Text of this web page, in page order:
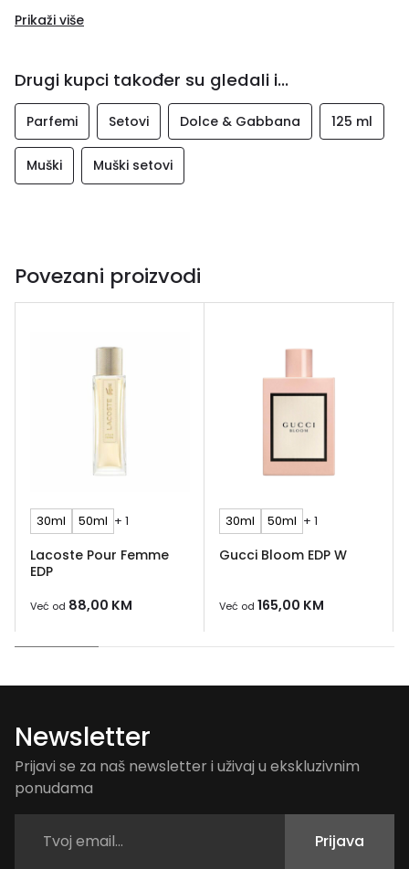
mošus, Tamjan i Mahovina. Set sadrži: 125 ml edt + 10 ml
Prikaži više
Drugi kupci također su gledali i...
Parfemi Setovi Dolce & Gabbana 125 ml
Muški Muški setovi
Povezani proizvodi
30ml 50ml + 1
Lacoste Pour Femme
EDP
Već od 88,00 KM
30ml 50ml + 1
Gucci Bloom EDP W
Već od 165,00 KM
Newsletter
Prijavi se za naš newsletter i uživaj u ekskluzivnim
ponudama
Prijava